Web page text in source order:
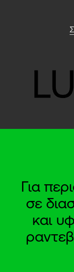
Για
σε
και